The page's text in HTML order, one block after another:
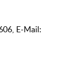
E-Mail: